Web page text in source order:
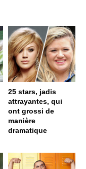
25 stars, jadis
attrayantes, qui
ont grossi de
manière
dramatique